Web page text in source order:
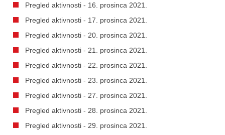
Pregled aktivnosti - 16. prosinca 2021.
Pregled aktivnosti - 17. prosinca 2021.
Pregled aktivnosti - 20. prosinca 2021.
Pregled aktivnosti - 21. prosinca 2021.
Pregled aktivnosti - 22. prosinca 2021.
Pregled aktivnosti - 23. prosinca 2021.
Pregled aktivnosti - 27. prosinca 2021.
Pregled aktivnosti - 28. prosinca 2021.
Pregled aktivnosti - 29. prosinca 2021.